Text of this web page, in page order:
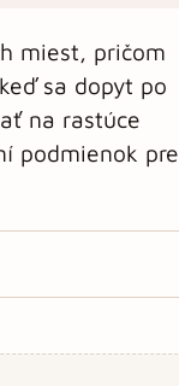
miest, pričom
sa dopyt po
na rastúce
podmienok pre